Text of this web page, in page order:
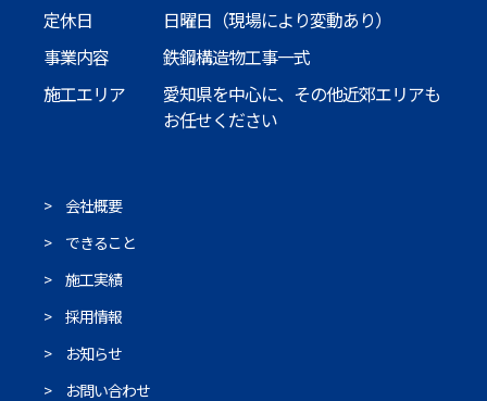
2.個人情報収集の確認、変更について
お客様から提供された個人情報の確認、訂正、変更などを
希望される場合は、当社の担当窓口までお申し出くださ
い。本人確認をさせていただいた上で、速やかに対応致し
定休日
日曜日（現場により変動あり）
事業内容
鉄鋼構造物工事一式
施工エリア
愛知県を中心に、その他近郊エリアも
お任せください
会社概要
できること
施工実績
採用情報
お知らせ
お問い合わせ